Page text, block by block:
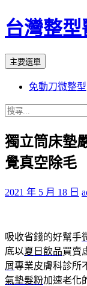
台灣整
搜
主要選單
主
要
內
容
免動刀微整型
搜
關
鍵
字:
獨立筒床墊
覺真空除毛
2021 年 5 月 18 日
吸收省錢的好幫手
底以夏日飲品買賣
屑專業皮膚科診所
氣墊髮粉加速老化